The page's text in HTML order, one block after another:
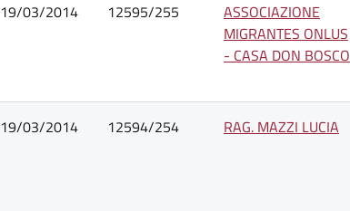
19/03/2014 12595/255
ASSOCIAZIONE
MIGRANTES ONLUS
- CASA DON BOSCO
19/03/2014 12594/254 RAG. MAZZI LUCIA